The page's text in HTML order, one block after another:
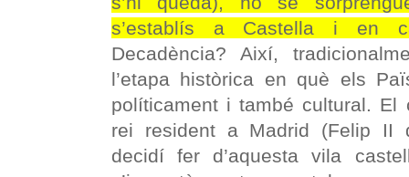
s’establís a Castella i en
Decadència? Així,
l’etapa històrica en què els
políticament i també cultural. El
rei resident a Madrid (Felip II
decidí fer d’aquesta vila